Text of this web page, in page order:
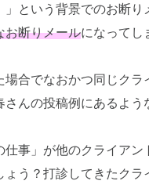
という背景でのお断り
お断りメールになってし
合でなおかつ同じクラ
んの投稿例にあるよう
事」が他のクライアン
う？打診してきたクラ